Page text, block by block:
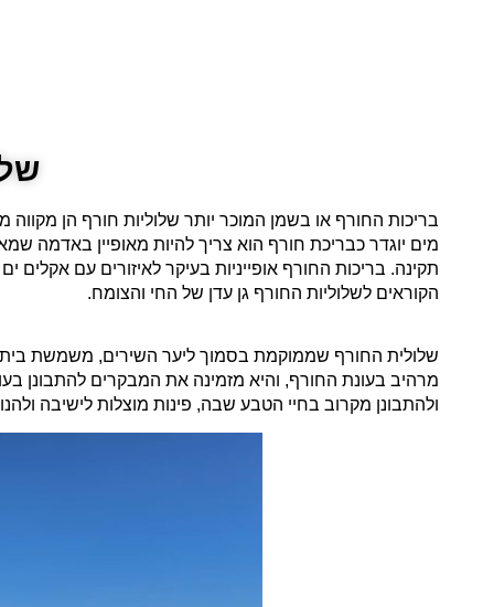
בריכות החורף או בשמן המוכר יותר שלוליות חורף הן
מים יוגדר כבריכת חורף הוא צריך להיות מאופיין באדמה
תקינה. בריכות החורף אופייניות בעיקר לאיזורים עם אקלים
הקוראים לשלוליות החורף גן עדן של החי והצומח.
שלולית החורף שממוקמת בסמוך ליער השירים, משמשת בית
מרהיב בעונת החורף, והיא מזמינה את המבקרים להתבונן
ולהתבונן מקרוב בחיי הטבע שבה, פינות מוצלות לישיבה